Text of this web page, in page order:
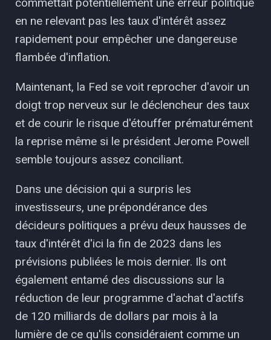
en ne relevant pas les taux d'intérêt assez
rapidement pour empêcher une dangereuse
flambée d'inflation.
Maintenant, la Fed se voit reprocher d'avoir un
doigt trop nerveux sur le déclencheur des taux
et de courir le risque d'étouffer prématurément
la reprise même si le président Jerome Powell
semble toujours assez conciliant.
Dans une décision qui a surpris les
investisseurs, une prépondérance des
décideurs politiques a prévu deux hausses de
taux d'intérêt d'ici la fin de 2023 dans les
prévisions publiées le mois dernier. Ils ont
également entamé des discussions sur la
réduction de leur programme d'achat d'actifs
de 120 milliards de dollars par mois à la
lumière de ce qu'ils considéraient comme un